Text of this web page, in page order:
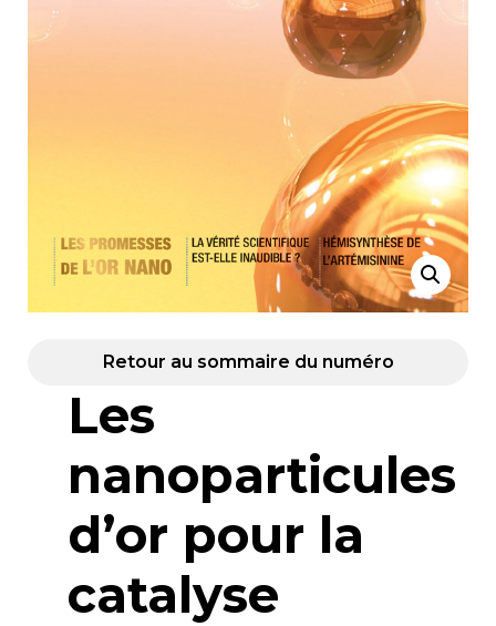
Retour au sommaire du numéro
Les
nanoparticules
d’or pour la
catalyse